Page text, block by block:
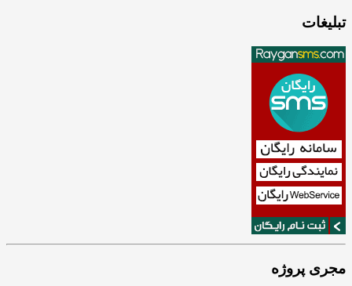
تبلیغات
مجری پروژه